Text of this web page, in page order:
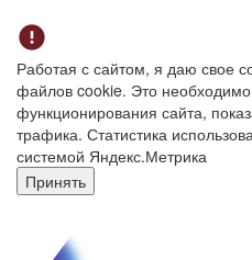
Работая с сайтом, я даю свое
файлов cookie. Это
функционирования сайта,
трафика. Статистика
системой Яндекс.Метрика
Принять